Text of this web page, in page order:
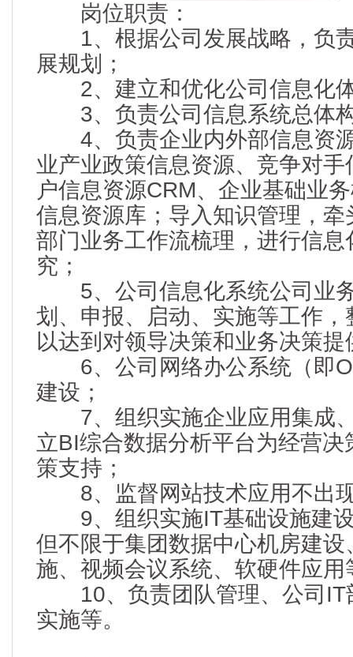
岗位职责：
1、根据公司发展战略，负
展规划；
2、建立和优化公司信息化
3、负责公司信息系统总体
4、负责企业内外部信息资
业产业政策信息资源、竞争对
户信息资源CRM、企业基础业
信息资源库；导入知识管理，
部门业务工作流梳理，进行信
究；
5、公司信息化系统公司业
划、申报、启动、实施等工作
以达到对领导决策和业务决策
6、公司网络办公系统（即
建设；
7、组织实施企业应用集成
立BI综合数据分析平台为经营
策支持；
8、监督网站技术应用不出
9、组织实施IT基础设施建设
但不限于集团数据中心机房建
施、视频会议系统、软硬件应用
10、负责团队管理、公司IT
实施等。